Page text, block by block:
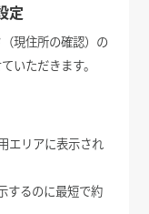
定
現住所の確認）の
いただきます。
エリアに表示され
するのに最短で約